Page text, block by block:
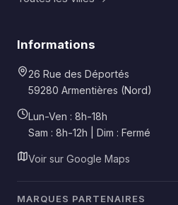
Informations
26 Rue des Déportés
59280 Armentières (Nord)
Lun-Ven : 8h-18h
Sam : 8h-12h | Dim : Fermé
Voir sur Google Maps
MARQUES PARTENAIRES